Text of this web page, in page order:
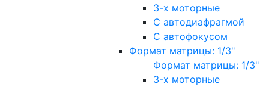
3-х моторные
С автодиафрагмой
С автофокусом
Формат матрицы: 1/3"
Формат матрицы: 1/3"
3-х моторные